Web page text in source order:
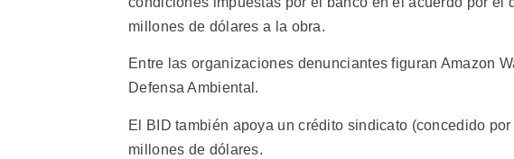
millones de dólares a la obra.
Entre las organizaciones denunciantes figuran Amazon
Defensa Ambiental.
El BID también apoya un crédito sindicato (concedido
millones de dólares.